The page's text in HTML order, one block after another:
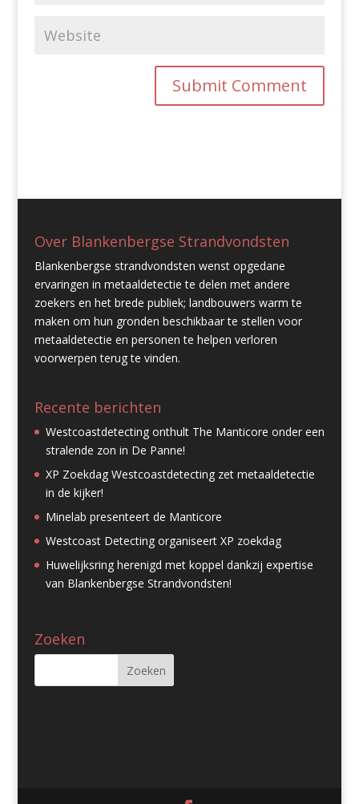
Over Blankenbergse Strandvondsten
Blankenbergse strandvondsten wenst opgedane
ervaringen in metaaldetectie te delen met andere
zoekers en het brede publiek; landbouwers warm te
maken om hun gronden beschikbaar te stellen voor
metaaldetectie en personen te helpen verloren
voorwerpen terug te vinden.
Recente berichten
Westcoastdetecting onthult The Manticore onder een
stralende zon in De Panne!
XP Zoekdag Westcoastdetecting zet metaaldetectie
in de kijker!
Minelab presenteert de Manticore
Westcoast Detecting organiseert XP zoekdag
Huwelijksring herenigd met koppel dankzij expertise
van Blankenbergse Strandvondsten!
Zoeken